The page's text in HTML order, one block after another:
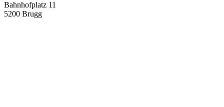
Bahnhofplatz 11
5200 Brugg